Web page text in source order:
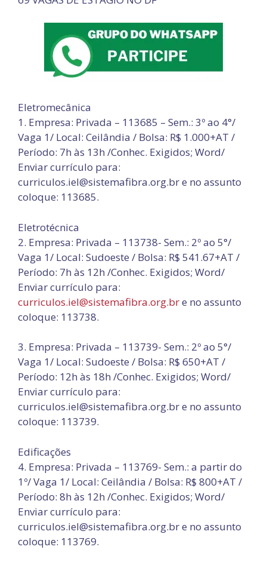
Eletromecânica
1. Empresa: Privada – 113685 – Sem.: 3º ao 4°/
Vaga 1/ Local: Ceilândia / Bolsa: R$ 1.000+AT /
Período: 7h às 13h /Conhec. Exigidos; Word/
Enviar currículo para:
curriculos.iel@sistemafibra.org.br e no assunto
coloque: 113685.
Eletrotécnica
2. Empresa: Privada – 113738- Sem.: 2º ao 5°/
Vaga 1/ Local: Sudoeste / Bolsa: R$ 541.67+AT /
Período: 7h às 12h /Conhec. Exigidos; Word/
Enviar currículo para:
curriculos.iel@sistemafibra.org.bre no assunto
coloque: 113738.
3. Empresa: Privada – 113739- Sem.: 2º ao 5°/
Vaga 1/ Local: Sudoeste / Bolsa: R$ 650+AT /
Período: 12h às 18h /Conhec. Exigidos; Word/
Enviar currículo para:
curriculos.iel@sistemafibra.org.br e no assunto
coloque: 113739.
Edificações
4. Empresa: Privada – 113769- Sem.: a partir do
1º/ Vaga 1/ Local: Ceilândia / Bolsa: R$ 800+AT /
Período: 8h às 12h /Conhec. Exigidos; Word/
Enviar currículo para:
curriculos.iel@sistemafibra.org.br e no assunto
coloque: 113769.